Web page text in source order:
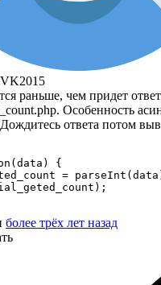
раньше, чем придет
Особенность
ответа потом
{
=
более трёх лет назад